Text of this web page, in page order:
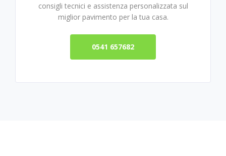
consigli tecnici e assistenza personalizzata sul
miglior pavimento per la tua casa.
0541 657682